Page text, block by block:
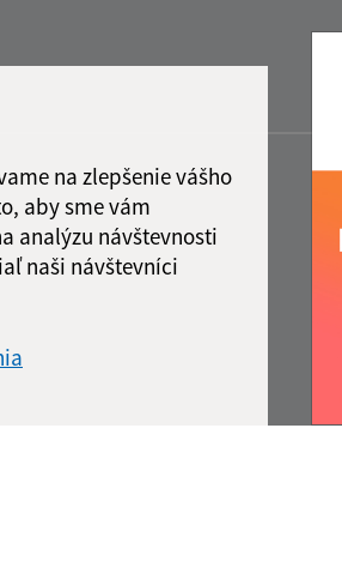
na zlepšenie vášho
aby sme vám
analýzu návštevnosti
naši návštevníci